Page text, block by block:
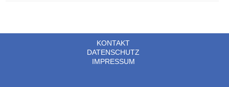
KONTAKT
DATENSCHUTZ
IMPRESSUM